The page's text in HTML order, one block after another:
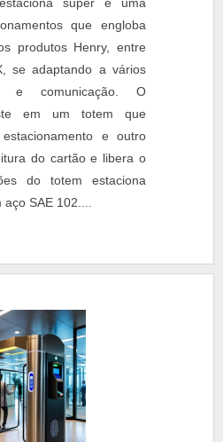
que engloba
produtos Henry, entre
se adaptando a vários
e comunicação. O
em um totem que
e outro
do cartão e libera o
do totem estaciona
SAE 102....